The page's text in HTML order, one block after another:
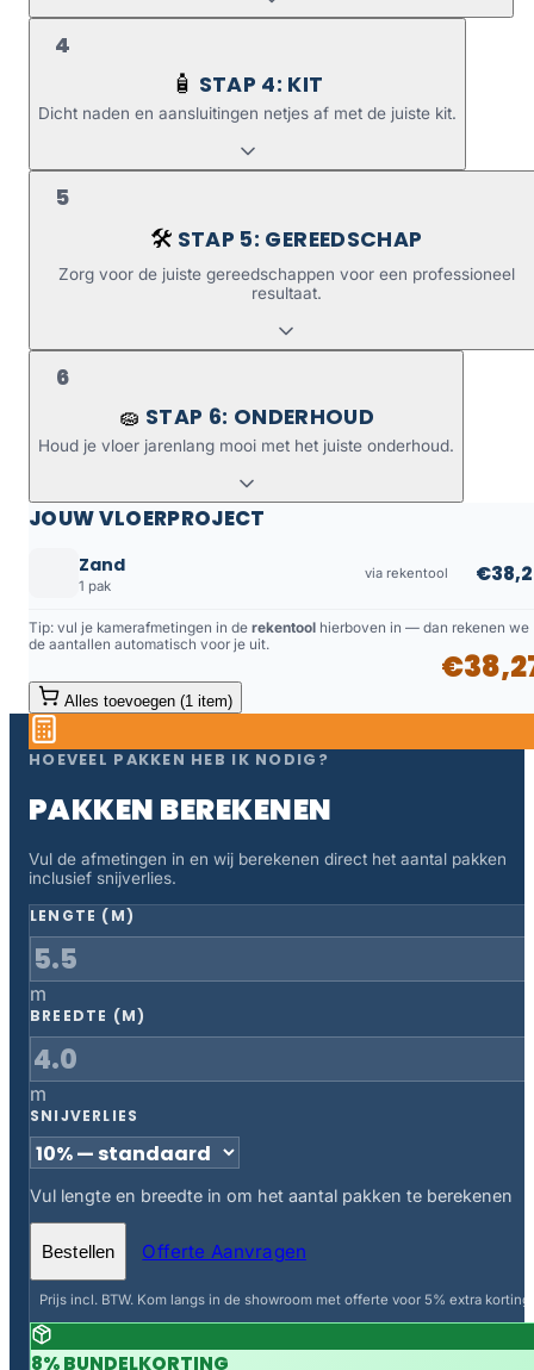
4
🧴 STAP 4: KIT
Dicht naden en aansluitingen netjes af met de juiste kit.
5
🛠️ STAP 5: GEREEDSCHAP
Zorg voor de juiste gereedschappen voor een professioneel
resultaat.
6
🧽 STAP 6: ONDERHOUD
Houd je vloer jarenlang mooi met het juiste onderhoud.
JOUW VLOERPROJECT
Zand
1 pak
via rekentool
Tip: vul je kamerafmetingen in de rekentool hierboven in — dan rekenen we
de aantallen automatisch voor je uit.
Alles toevoegen (1 item)
HOEVEEL PAKKEN HEB IK NODIG?
PAKKEN BEREKENEN
Vul de afmetingen in en wij berekenen direct het aantal pakken
inclusief snijverlies.
LENGTE (M)
m
BREEDTE (M)
m
SNIJVERLIES
Vul lengte en breedte in om het aantal pakken te berekenen
Bestellen Offerte Aanvragen
Prijs incl. BTW. Kom langs in de showroom met offerte voor 5% extra korting.
8% BUNDELKORTING